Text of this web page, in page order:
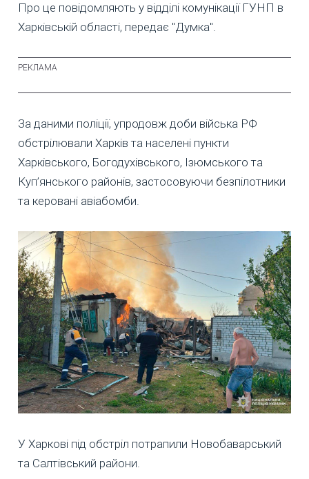
Про це повідомляють у відділі комунікації ГУНП в
Харківській області, передає "Думка".
За даними поліції, упродовж доби війська РФ
обстрілювали Харків та населені пункти
Харківського, Богодухівського, Ізюмського та
Куп’янського районів, застосовуючи безпілотники
та керовані авіабомби.
У Харкові під обстріл потрапили Новобаварський
та Салтівський райони.